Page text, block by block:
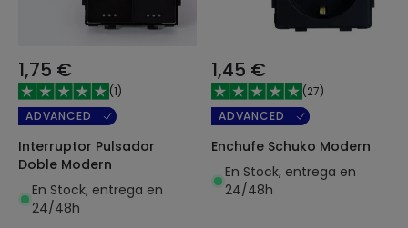
1,75 €
(1)
ADVANCED
Interruptor Pulsador
Doble Modern
En Stock, entrega en
24/48h
1,45 €
(27)
ADVANCED
Enchufe Schuko Modern
En Stock, entrega en
24/48h